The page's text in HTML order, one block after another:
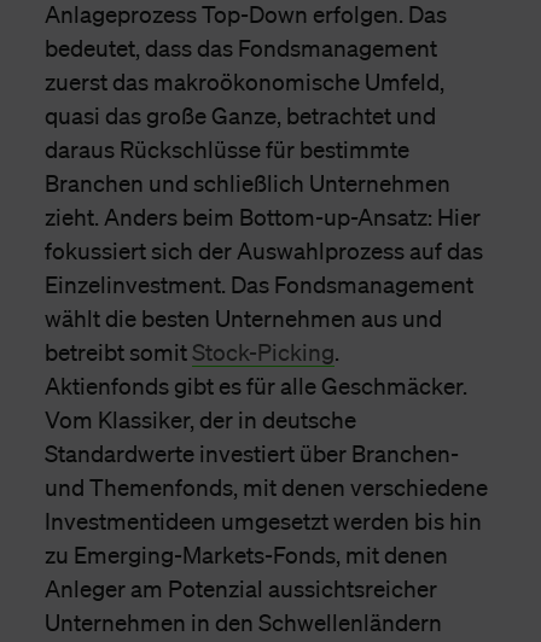
Anlageprozess Top-Down erfolgen. Das
bedeutet, dass das Fondsmanagement
zuerst das makroökonomische Umfeld,
quasi das große Ganze, betrachtet und
daraus Rückschlüsse für bestimmte
Branchen und schließlich Unternehmen
zieht. Anders beim Bottom-up-Ansatz: Hier
fokussiert sich der Auswahlprozess auf das
Einzelinvestment. Das Fondsmanagement
wählt die besten Unternehmen aus und
betreibt somitStock-Picking.
Aktienfonds gibt es für alle Geschmäcker.
Vom Klassiker, der in deutsche
Standardwerte investiert über Branchen-
und Themenfonds, mit denen verschiedene
Investmentideen umgesetzt werden bis hin
zu Emerging-Markets-Fonds, mit denen
Anleger am Potenzial aussichtsreicher
Unternehmen in den Schwellenländern